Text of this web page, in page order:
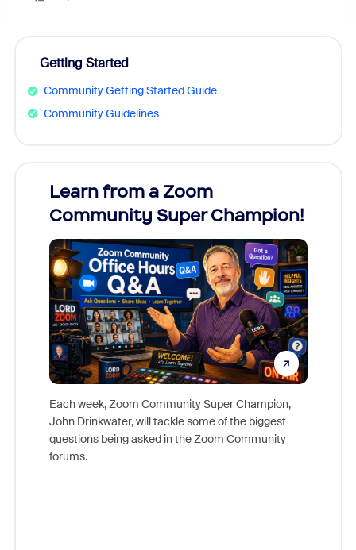
Getting Started
Community Getting Started Guide
Community Guidelines
Learn from a Zoom
Community Super Champion!
Each week, Zoom Community Super Champion,
John Drinkwater, will tackle some of the biggest
questions being asked in the Zoom Community
forums.